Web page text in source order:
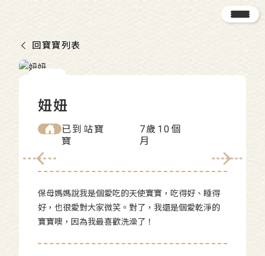
回寶寶列表
妞妞
已到站寶
寶
7歲10個
月
保母媽媽說我是個愛吃的天使寶寶，吃得好、睡得
好，也很愛對大家微笑。對了，我還是個愛乾淨的
寶寶噢，因為我最喜歡洗澡了！